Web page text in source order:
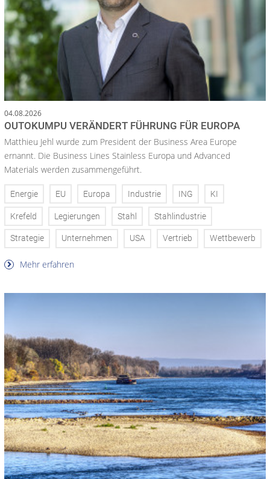
04.08.2026
OUTOKUMPU VERÄNDERT FÜHRUNG FÜR EUROPA
Matthieu Jehl wurde zum President der Business Area Europe
ernannt. Die Business Lines Stainless Europa und Advanced
Materials werden zusammengeführt.
Energie EU Europa Industrie ING KI
Krefeld Legierungen Stahl Stahlindustrie
Strategie Unternehmen USA Vertrieb Wettbewerb
Mehr erfahren